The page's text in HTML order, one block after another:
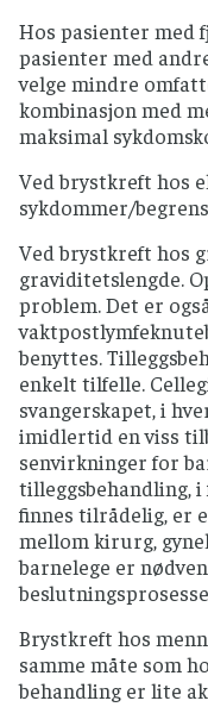
Hos pasienter med
pasienter med
velge mindre
kombinasjon med
maksimal
Ved brystkreft hos
sykdommer/
Ved brystkreft hos
graviditetslengde.
problem. Det er
benyttes.
enkelt tilfelle.
svangerskapet, i
imidlertid en viss
senvirkninger for
tilleggsbehandling,
finnes tilrådelig, er
mellom kirurg,
barnelege er
Brystkreft hos
samme måte som
behandling er lite